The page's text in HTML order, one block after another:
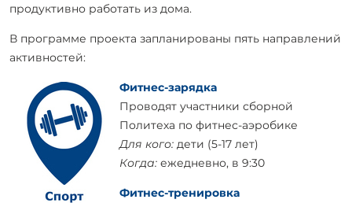
продуктивно работать из дома.
В программе проекта запланированы пять направлений
активностей:
Фитнес-зарядка
Проводят участники сборной
Политеха по фитнес-аэробике
Для кого: дети (5-17 лет)
Когда: ежедневно, в 9:30
Фитнес-тренировка